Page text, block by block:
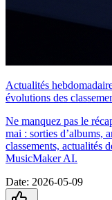
Actualités
évolutions des
Ne manquez pas le
mai : sorties d’albums,
classements, actualités
MusicMaker AI.
Date: 2026-05-09